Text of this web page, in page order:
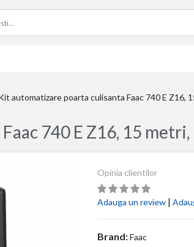
automatizare poarta culisanta Faac 740 E Z16,
740 E Z16, 15 metri,
Opinia clientilor
Adauga un review |
Brand:Faac